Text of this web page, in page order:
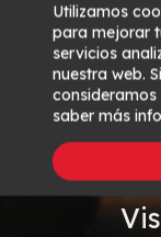
Utilizamos
para mejorar
servicios
nuestra web.
consideramos
saber más